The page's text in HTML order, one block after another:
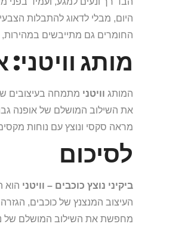
היום, מבלי לדאוג להתבלות
החומרים גם מתייבשים במהירות,
מותג
המותג וויטני מתמחה בעיצובים
את השילוב המושלם של אופנה
מראה סקסי ונוצץ עם נוחות
לסיכום
ביקיני נוצץ כוכבים – וויטני הוא
העיצוב המנצנץ של כוכבים,
מחפשת את השילוב המושלם של